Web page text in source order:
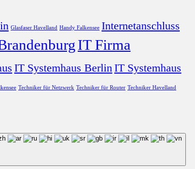
Glasfaser Havelland Handy Falkensee Internetanschluss
IT Firma
IT Systemhaus BerlinIT Systemhaus
Techniker für Netzwerk Techniker für Router Techniker Havelland